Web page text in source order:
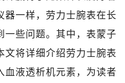
济南市历下区经十路11111号华润中心写字楼（万象城）15层1508室（需提前预约）
广州市天河区天河路230号万菱汇国际中心写字楼A塔7层704室（需提前预约）
惠州市惠城区江北文昌一路7号华贸大厦写字楼1座30层05室（需提前预约）
器一样，劳力士腕表在长
一些问题。其中，表蒙子
文将详细介绍劳力士腕表
血液透析机元素，为读者